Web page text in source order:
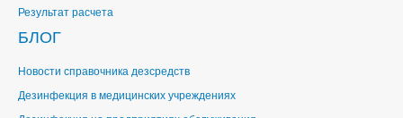
Результат расчета
БЛОГ
Новости справочника дезсредств
Дезинфекция в медицинских учреждениях